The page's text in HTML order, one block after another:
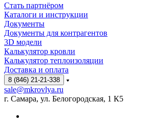
Стать партнёром
Каталоги и инструкции
Документы
Документы для контрагентов
3D модели
Калькулятор кровли
Калькулятор теплоизоляции
Доставка и оплата
8 (846) 21-21-338
sale@mkrovlya.ru
г. Самара, ул. Белогородская, 1 К5